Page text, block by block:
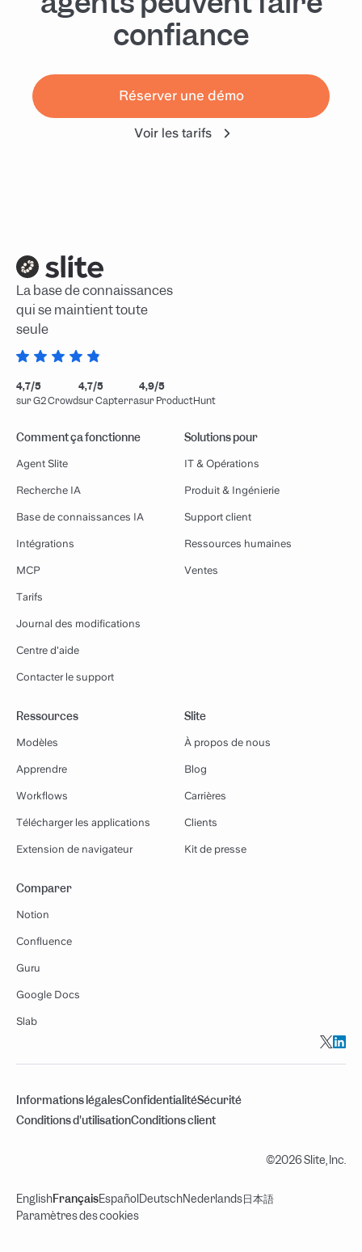
confiance
Réserver une démo
Voir les tarifs
La base de connaissances
qui se maintient toute
seule
4,7/5
sur G2 Crowd
4,7/5
sur Capterra
4,9/5
sur ProductHunt
Comment ça fonctionne
Agent Slite
Recherche IA
Base de connaissances IA
Intégrations
MCP
Tarifs
Journal des modifications
Centre d'aide
Contacter le support
Solutions pour
IT & Opérations
Produit & Ingénierie
Support client
Ressources humaines
Ventes
Ressources
Modèles
Apprendre
Workflows
Télécharger les applications
Extension de navigateur
Slite
À propos de nous
Blog
Carrières
Clients
Kit de presse
Comparer
Notion
Confluence
Guru
Google Docs
Slab
Informations légalesConfidentialitéSécurité
Conditions d'utilisationConditions client
©2026 Slite, Inc.
EnglishFrançaisEspañolDeutschNederlands日本語
Paramètres des cookies